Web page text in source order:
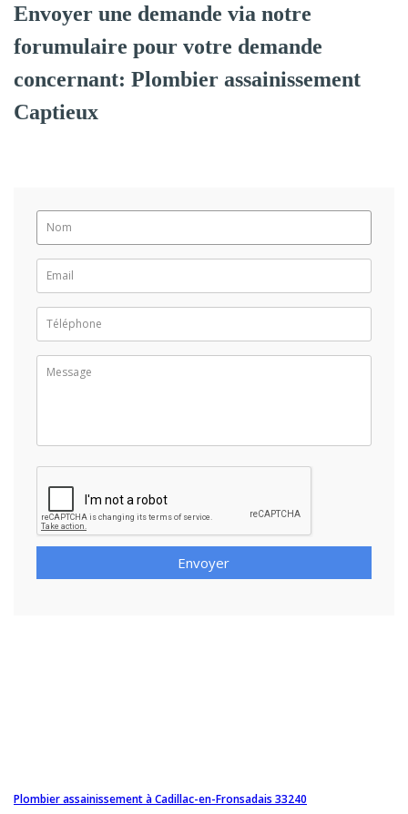
Envoyer une demande via notre
forumulaire pour votre demande
concernant: Plombier assainissement
Captieux
Envoyer
Plombier assainissement à Cadillac-en-Fronsadais 33240